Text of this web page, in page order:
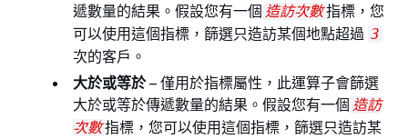
遞數量的結果。假設您有一個 造訪次數指標，您
可以使用這個指標，篩選只造訪某個地點超過 3
次的客戶。
大於或等於 – 僅用於指標屬性，此運算子會篩選
大於或等於傳遞數量的結果。假設您有一個 造訪
次數指標，您可以使用這個指標，篩選只造訪某